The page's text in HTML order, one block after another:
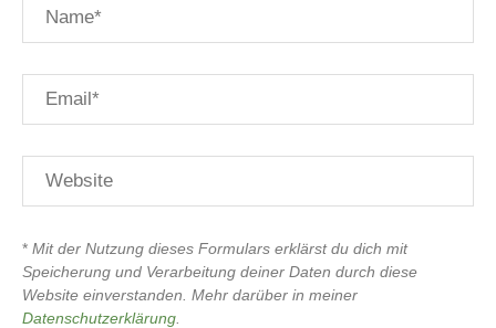
* Mit der Nutzung dieses Formulars erklärst du dich mit
Speicherung und Verarbeitung deiner Daten durch diese
Website einverstanden. Mehr darüber in meiner
Datenschutzerklärung